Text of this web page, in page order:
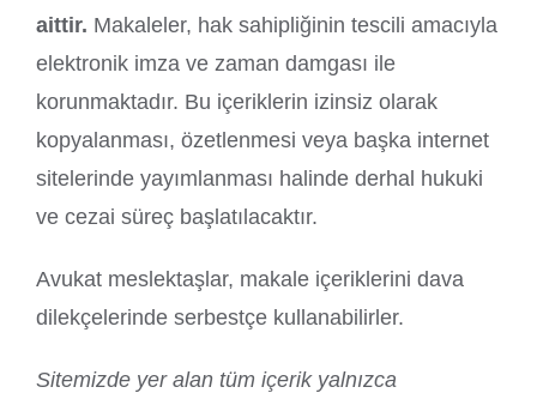
aittir. Makaleler, hak sahipliğinin tescili amacıyla
elektronik imza ve zaman damgası ile
korunmaktadır. Bu içeriklerin izinsiz olarak
kopyalanması, özetlenmesi veya başka internet
sitelerinde yayımlanması halinde derhal hukuki
ve cezai süreç başlatılacaktır.
Avukat meslektaşlar, makale içeriklerini dava
dilekçelerinde serbestçe kullanabilirler.
Sitemizde yer alan tüm içerik yalnızca